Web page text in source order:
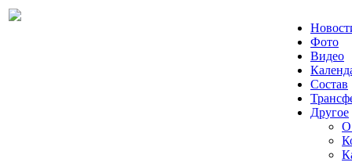
Фото
Видео
Состав
Другое
О